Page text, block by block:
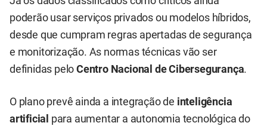
poderão usar serviços privados ou modelos híbridos,
desde que cumpram regras apertadas de segurança
e monitorização. As normas técnicas vão ser
definidas peloCentro Nacional de Cibersegurança.
O plano prevê ainda a integração de inteligência
artificial para aumentar a autonomia tecnológica do